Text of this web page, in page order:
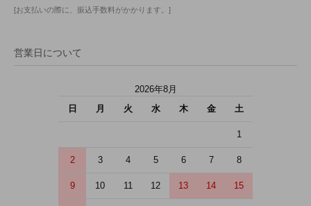
[お支払いの際に、振込手数料がかかります。]
営業日について
2026年8月
日
月 火 水 木 金 土
1
2 3 4 5 6 7 8
9 10 11 12 13 14 15